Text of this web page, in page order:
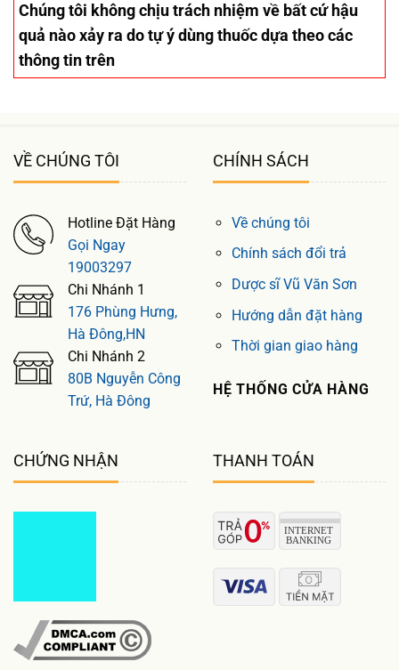
Chúng tôi không chịu trách nhiệm về bất cứ hậu
quả nào xảy ra do tự ý dùng thuốc dựa theo các
thông tin trên
VỀ CHÚNG TÔI
Hotline Đặt Hàng
Gọi Ngay
19003297
Chi Nhánh 1
176 Phùng Hưng,
Hà Đông,HN
Chi Nhánh 2
80B Nguyễn Công
Trứ, Hà Đông
CHÍNH SÁCH
Về chúng tôi
Chính sách đổi trả
Dược sĩ Vũ Văn Sơn
Hướng dẫn đặt hàng
Thời gian giao hàng
HỆ THỐNG CỬA HÀNG
CHỨNG NHẬN THANH TOÁN